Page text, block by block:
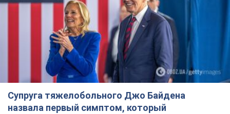
Супруга тяжелобольного Джо Байдена
назвала первый симптом, который